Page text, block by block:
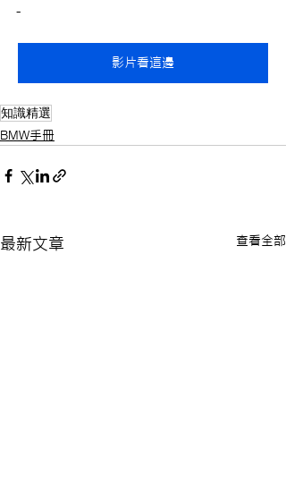
-
影片看這邊
知識精選
BMW手冊
最新文章 查看全部